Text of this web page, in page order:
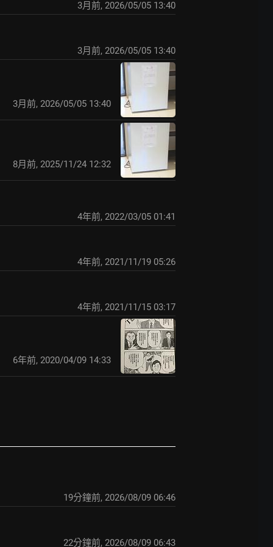
3月前, 2026/05/05 13:40
3月前, 2026/05/05 13:40
3月前, 2026/05/05 13:40
8月前, 2025/11/24 12:32
4年前, 2022/03/05 01:41
4年前, 2021/11/19 05:26
4年前, 2021/11/15 03:17
6年前, 2020/04/09 14:33
19分鐘前, 2026/08/09 06:46
22分鐘前, 2026/08/09 06:43